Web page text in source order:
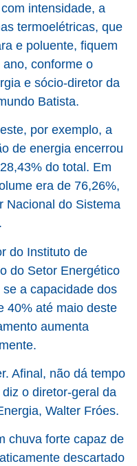
intensidade, a
termoelétricas, que
e poluente, fiquem
conforme o
e sócio-diretor da
Batista.
por exemplo, a
de energia encerrou
do total. Em
era de 76,26%,
Nacional do Sistema
do Instituto de
do Setor Energético
se a capacidade dos
40% até maio deste
aumenta
Afinal, não dá tempo
o diretor-geral da
Walter Fróes.
chuva forte capaz de
descartado